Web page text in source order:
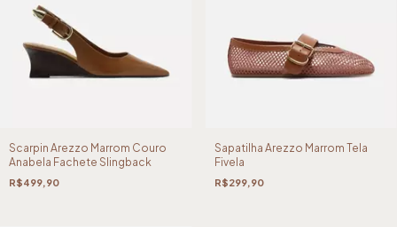
Scarpin Arezzo Marrom Couro
Anabela Fachete Slingback
R$499,90
Sapatilha Arezzo Marrom Tela
Fivela
R$299,90